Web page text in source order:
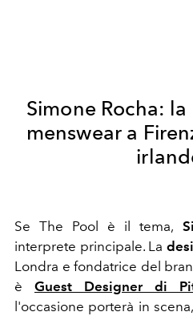
Simone Rocha:
menswear a
Se The Pool è il tema,
interprete principale. La
Londra e fondatrice del
è Guest Designer di
l'occasione porterà in scena,